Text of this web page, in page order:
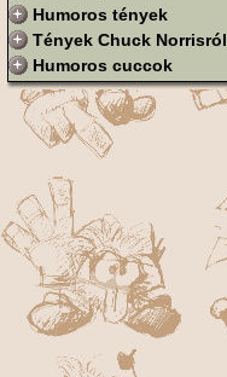
Humoros tények
Tények Chuck Norrisról
Humoros cuccok